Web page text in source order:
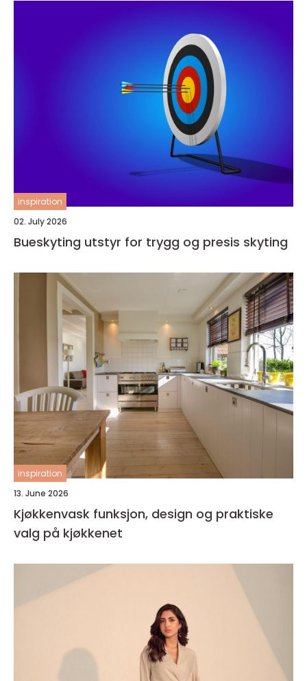
inspiration
02. July 2026
Bueskyting utstyr for trygg og presis skyting
inspiration
13. June 2026
Kjøkkenvask funksjon, design og praktiske
valg på kjøkkenet